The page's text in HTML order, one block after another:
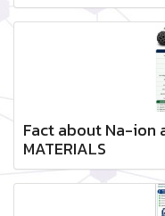
Fact about Na-ion
MATERIALS